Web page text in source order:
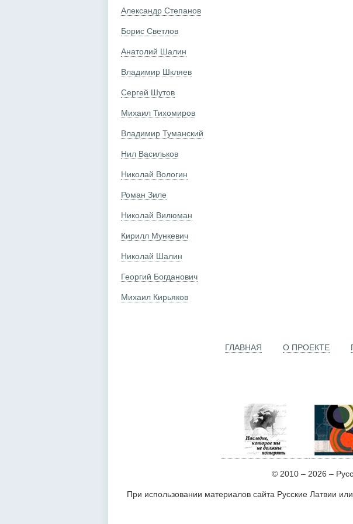
Александр Степанов
Борис Светлов
Анатолий Шалин
Владимир Шкляев
Сергей Шутов
Михаил Тихомиров
Владимир Туманский
Нил Васильков
Николай Вологин
Роман Зиле
Николай Вилюман
Кирилл Мункевич
Николай Шалин
Георгий Богданович
Михаил Кирьяков
ГЛАВНАЯ О ПРОЕКТЕ
© 2010 – 2026 –
При использовании материалов сайта Русские Латвии